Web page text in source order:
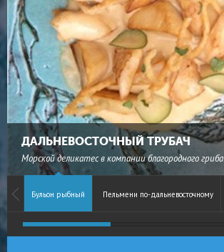
ДАЛЬНЕВОСТОЧНЫЙ ТРУБАЧ
Морской деликатес в компании благородного гриба
Бульон рыбный Пельмени по-дальневосточному